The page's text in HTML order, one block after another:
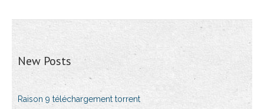
New Posts
Raison 9 téléchargement torrent